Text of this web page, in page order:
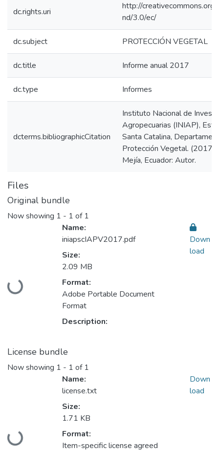
dc.rights.uri
http://
nd/3.0/ec/
dc.subject PROTECCIÓN VEGETAL
dc.title Informe anual 2017
dc.type Informes
dcterms.bibliographicCitation
Instituto Nacional de
Agropecuarias (INIAP),
Santa Catalina,
Protección Vegetal.
Mejía, Ecuador: Autor.
Files
Original bundle
Now showing 1 - 1 of 1
Loading...
Name:
iniapscIAPV2017.pdf
Size:
2.09 MB
Format:
Adobe Portable Document
Format
Description:
Down
load
License bundle
Now showing 1 - 1 of 1
Loading...
Name:
license.txt
Size:
1.71 KB
Format:
Item-specific license agreed
Down
load